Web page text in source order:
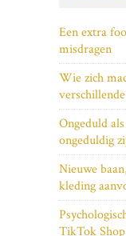
Een extra
misdragen
Wie zich
Ongeduld
ongeduldig
Nieuwe
kleding
TikTok